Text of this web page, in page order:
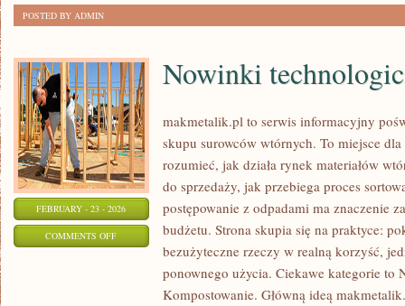
POSTED BY ADMIN
FEBRUARY - 23 - 2026
COMMENTS OFFON
TECHNOLOGICZNE
Nowinki
makmetalik.pl to serwis informacyjny
skupu surowców wtórnych. To miejsce
rozumieć, jak działa rynek materiałów
do sprzedaży, jak przebiega proces
postępowanie z odpadami ma znaczenie
budżetu. Strona skupia się na praktyce:
bezużyteczne rzeczy w realną korzyść,
ponownego użycia. Ciekawe kategorie to
Kompostowanie. Główną ideą